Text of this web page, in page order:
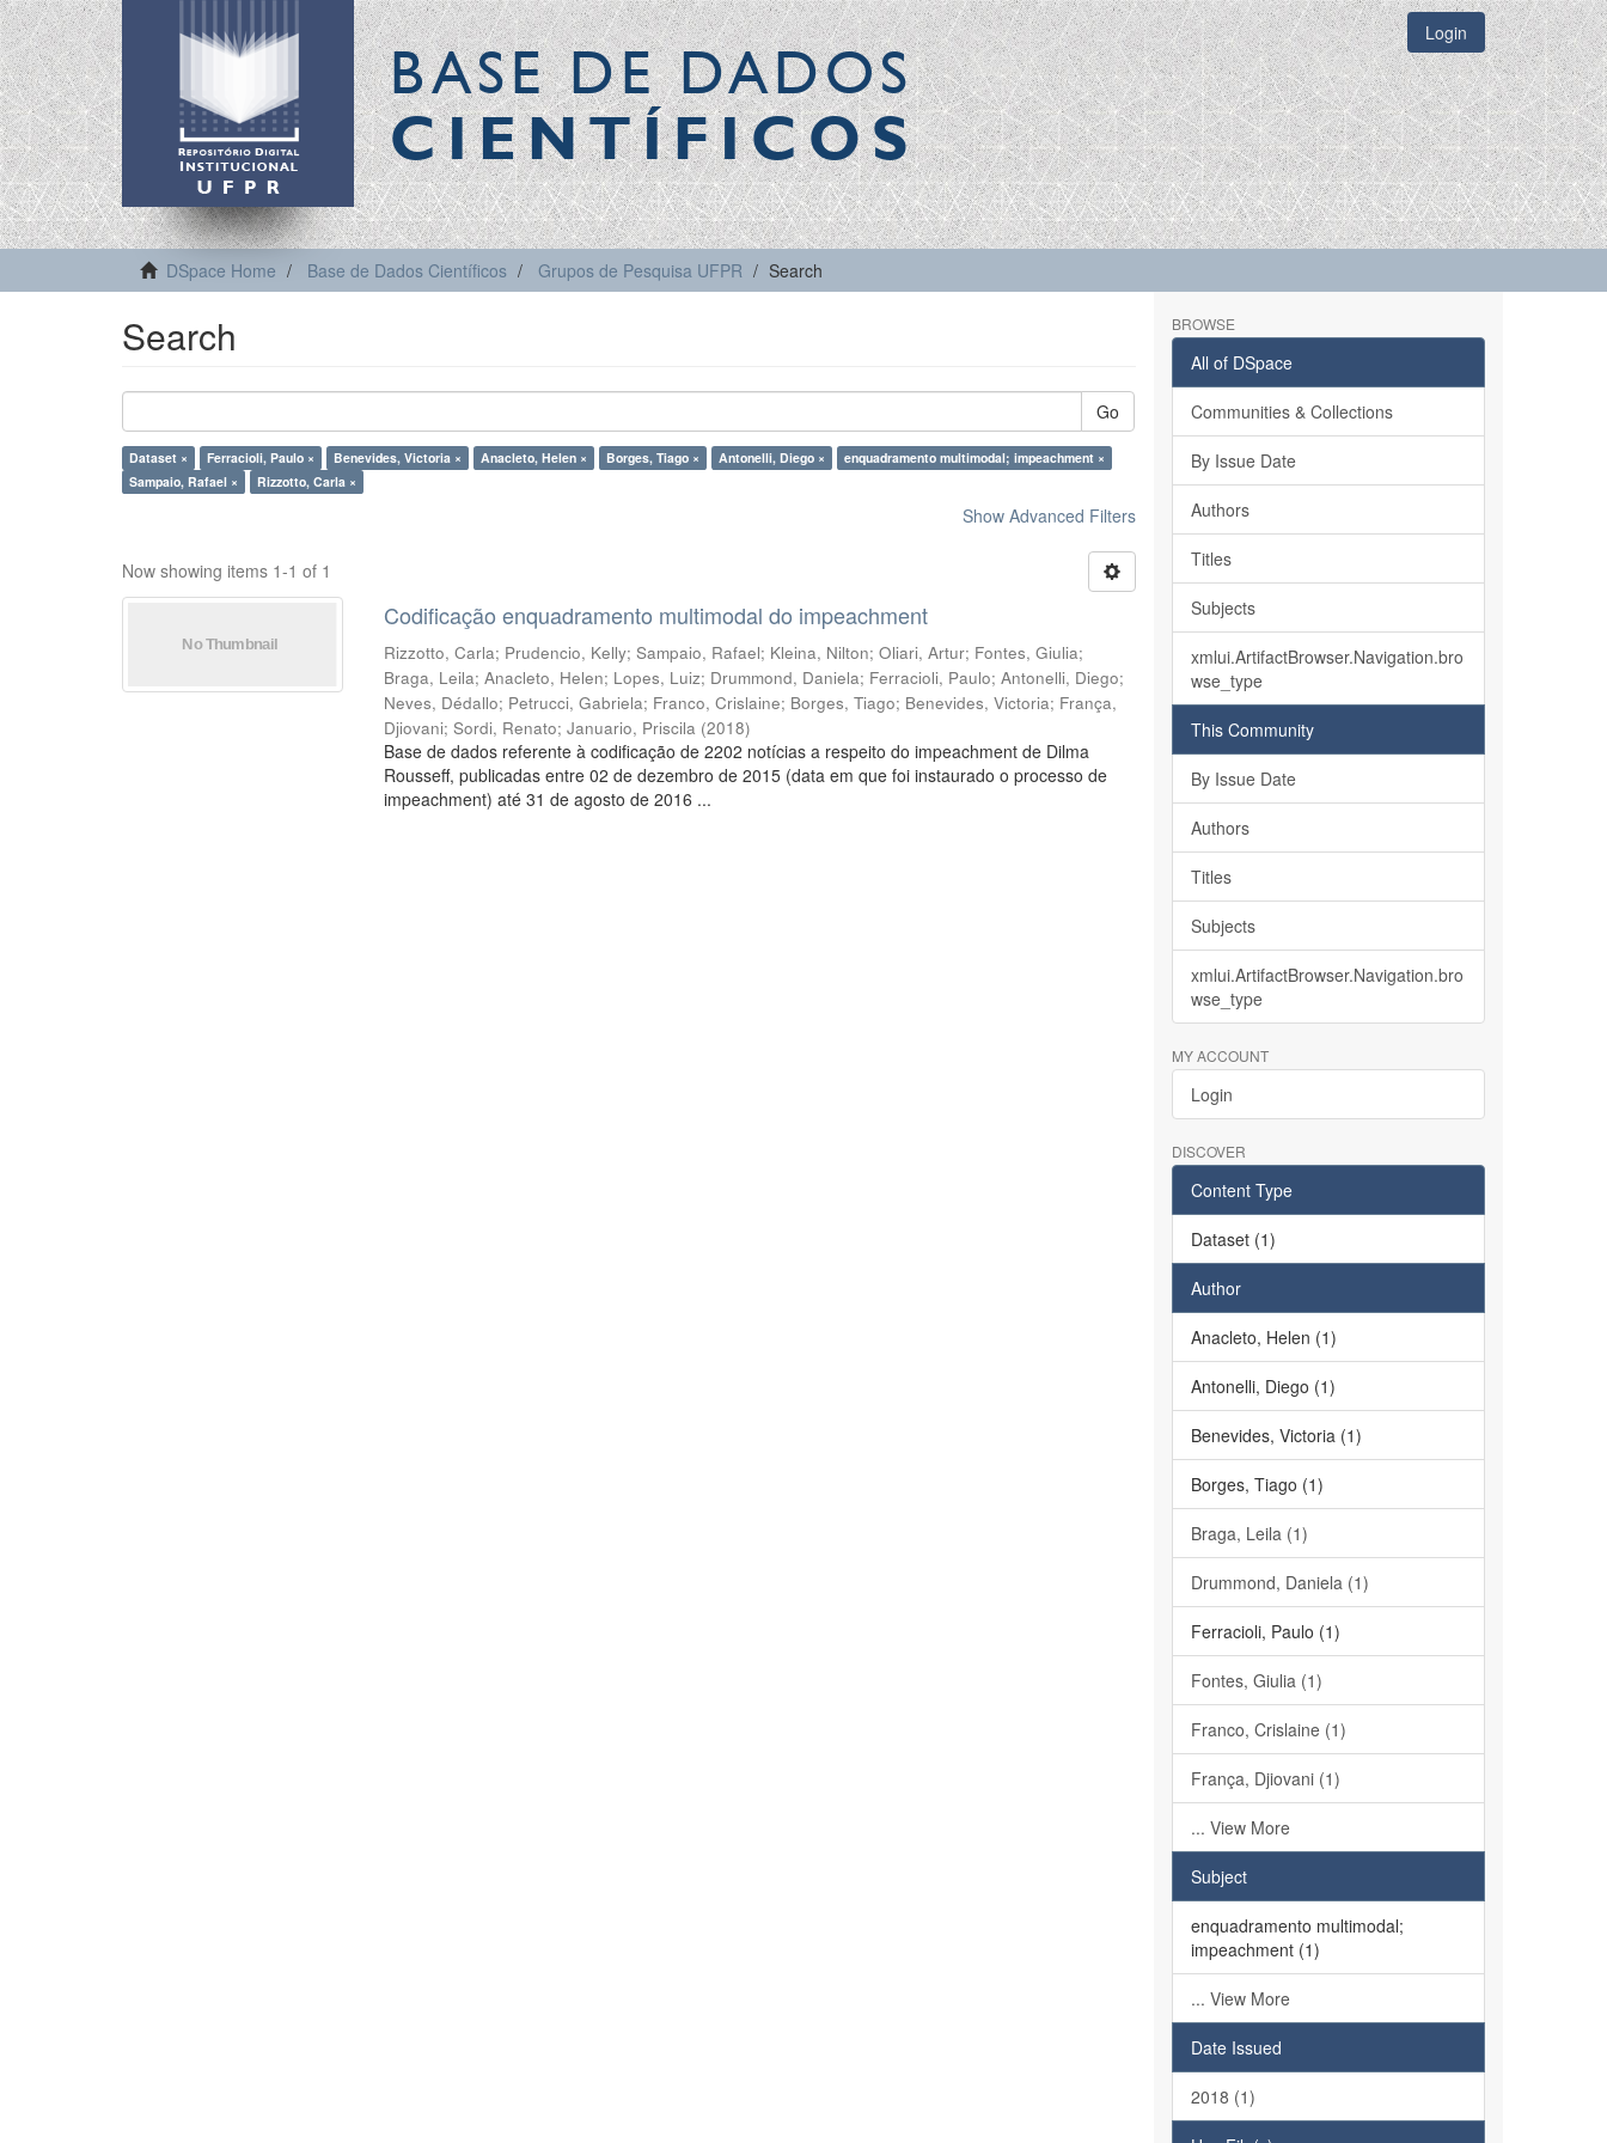
BASE DE DADOS
CIENTÍFICOS
Login
DSpace Home Base de Dados Científicos Grupos de Pesquisa UFPR Search
Search
Go
Dataset × Ferracioli, Paulo × Benevides, Victoria × Anacleto, Helen × Borges, Tiago × Antonelli, Diego ×
enquadramento multimodal; impeachment ×
Sampaio, Rafael ×
Rizzotto, Carla ×
Show Advanced Filters
Now showing items 1-1 of 1
Codificação enquadramento multimodal do impeachment
Rizzotto, Carla; Prudencio, Kelly;Sampaio, Rafael; Kleina, Nilton;Oliari, Artur; Fontes, Giulia;
Braga, Leila;Anacleto, Helen; Lopes, Luiz; Drummond, Daniela; Ferracioli, Paulo;Antonelli, Diego;
Neves, Dédallo; Petrucci, Gabriela; Franco, Crislaine; Borges, Tiago; Benevides, Victoria; França,
Djiovani;Sordi, Renato;Januario, Priscila (2018)
Base de dados referente à codificação de 2202 notícias a respeito do impeachment de Dilma
Rousseff, publicadas entre 02 de dezembro de 2015 (data em que foi instaurado o processo de
impeachment) até 31 de agosto de 2016 ...
BROWSE
All of DSpace
Communities & Collections
By Issue Date
Authors
Titles
Subjects
xmlui.ArtifactBrowser.Navigation.bro
wse_type
This Community
By Issue Date
Authors
Titles
Subjects
xmlui.ArtifactBrowser.Navigation.bro
wse_type
MY ACCOUNT
Login
DISCOVER
Content Type
Dataset (1)
Author
Anacleto, Helen (1)
Antonelli, Diego (1)
Benevides, Victoria (1)
Borges, Tiago (1)
Braga, Leila (1)
Drummond, Daniela (1)
Ferracioli, Paulo (1)
Fontes, Giulia (1)
Franco, Crislaine (1)
França, Djiovani (1)
... View More
Subject
enquadramento multimodal;
impeachment (1)
... View More
Date Issued
2018 (1)